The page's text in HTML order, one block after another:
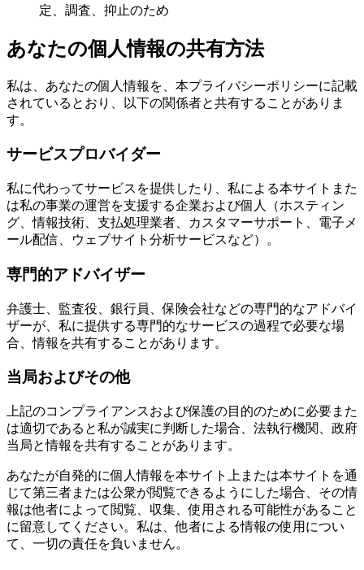
定、調査、抑止のため
あなたの個人情報の共有方法
私は、あなたの個人情報を、本プライバシーポリシーに記載
されているとおり、以下の関係者と共有することがありま
す。
サービスプロバイダー
私に代わってサービスを提供したり、私による本サイトまた
は私の事業の運営を支援する企業および個人（ホスティン
グ、情報技術、支払処理業者、カスタマーサポート、電子メ
ール配信、ウェブサイト分析サービスなど）。
専門的アドバイザー
弁護士、監査役、銀行員、保険会社などの専門的なアドバイ
ザーが、私に提供する専門的なサービスの過程で必要な場
合、情報を共有することがあります。
当局およびその他
上記のコンプライアンスおよび保護の目的のために必要また
は適切であると私が誠実に判断した場合、法執行機関、政府
当局と情報を共有することがあります。
あなたが自発的に個人情報を本サイト上または本サイトを通
じて第三者または公衆が閲覧できるようにした場合、その情
報は他者によって閲覧、収集、使用される可能性があること
に留意してください。私は、他者による情報の使用につい
て、一切の責任を負いません。